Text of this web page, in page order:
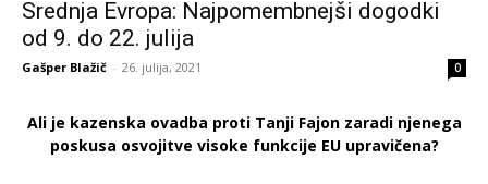
Srednja Evropa: Najpomembnejši dogodki
od 9. do 22. julija
Gašper Blažič - 26. julija, 2021 0
Ali je kazenska ovadba proti Tanji Fajon zaradi njenega
poskusa osvojitve visoke funkcije EU upravičena?